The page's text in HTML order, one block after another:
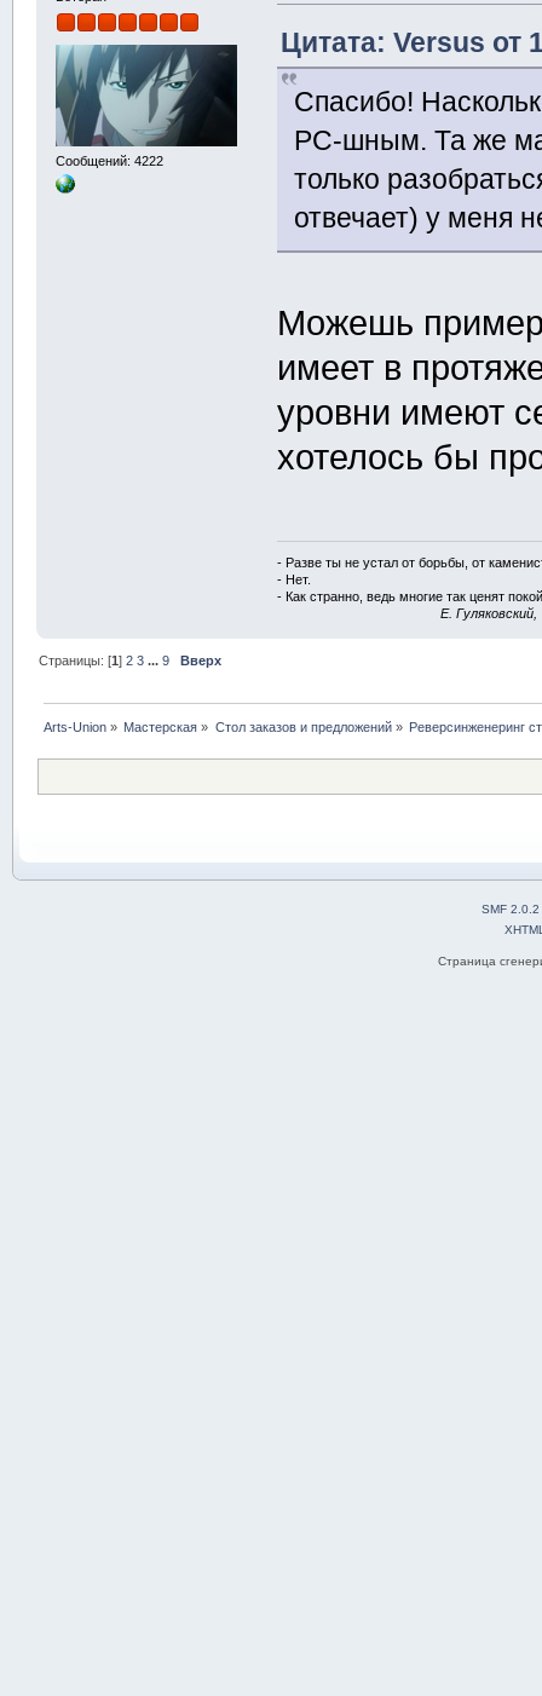
Сообщений: 4222
Цитата: Versus от
Спасибо!
PC-шным. Та же
только
отвечает) у меня
Можешь
имеет в
уровни имеют
хотелось бы
- Разве ты не устал от борьбы, от
- Нет.
- Как странно, ведь многие так ценят
E.
Страницы: [1]2 3 ...9 Вверх
Arts-Union » Мастерская » Стол заказов и предложений» Реверсинженеринг
SMF 2.0.2
Страница